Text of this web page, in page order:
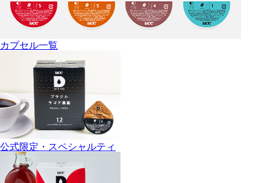
カプセル一覧
公式限定・スペシャルティ